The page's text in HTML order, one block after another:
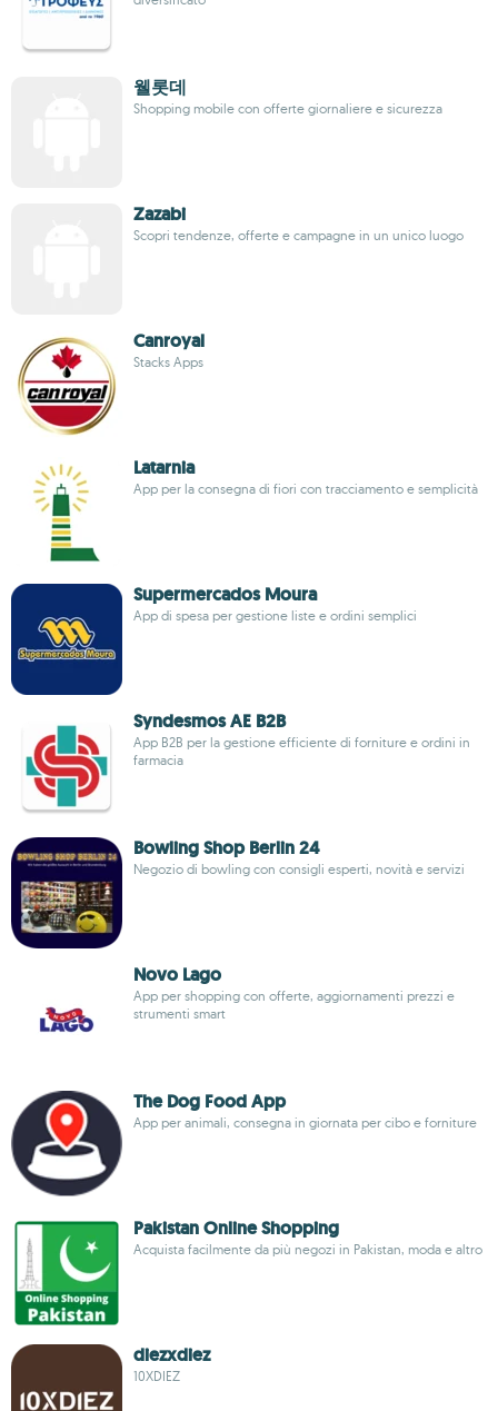
웰롯데
Shopping mobile con offerte giornaliere e sicurezza
Zazabi
Scopri tendenze, offerte e campagne in un unico luogo
Canroyal
Stacks Apps
Latarnia
App per la consegna di fiori con tracciamento e semplicità
Supermercados Moura
App di spesa per gestione liste e ordini semplici
Syndesmos AE B2B
App B2B per la gestione efficiente di forniture e ordini in
farmacia
Bowling Shop Berlin 24
Negozio di bowling con consigli esperti, novità e servizi
Novo Lago
App per shopping con offerte, aggiornamenti prezzi e
strumenti smart
The Dog Food App
App per animali, consegna in giornata per cibo e forniture
Pakistan Online Shopping
Acquista facilmente da più negozi in Pakistan, moda e altro
diezxdiez
10XDIEZ